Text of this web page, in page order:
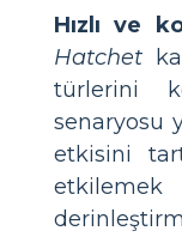
Hızlı ve
Hatchet
türlerini
senaryosu
etkisini